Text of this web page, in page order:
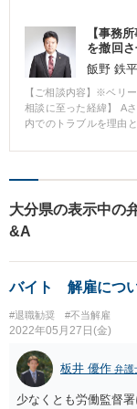
【事務
を撤回
て退職
飯野 鉄平
【ご相談内容】※ベリ
相談に至った経緯】 A
内でのトラブルを理由
あり、Aさんは改善すべ
業務にやりがいを感じ
いというご意向をお持
てしまったことで、働
関係のトラブルがあっ
には事実に反している
まま相手方の主張のみ
ストの対応とその結果
令や降格は無効となる
やはりAさんとしては、
ただ一方で、勤務先のA
術は転職市場でも有利
を獲得できるのであれ
大分県の表示中の
&A
バイト 解雇につ
#退職勧奨 #不当解雇
2022年05月27日(金)
板井 優作 弁護
少なくとも労働監督